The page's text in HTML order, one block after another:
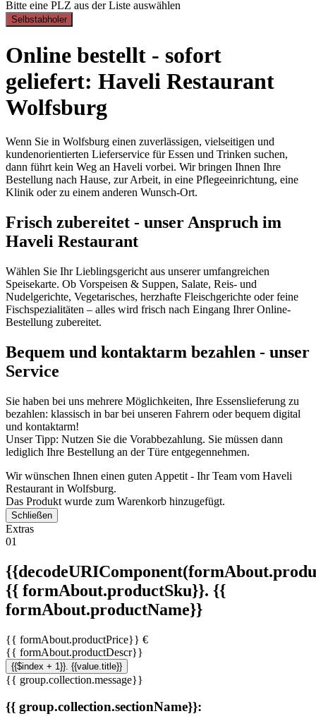
Bitte eine PLZ aus der Liste auswählen
Selbstabholer
Online bestellt - sofort
geliefert: Haveli Restaurant
Wolfsburg
Wenn Sie in Wolfsburg einen zuverlässigen, vielseitigen und
kundenorientierten Lieferservice für Essen und Trinken suchen,
dann führt kein Weg an Haveli vorbei. Wir bringen Ihnen Ihre
Bestellung nach Hause, zur Arbeit, in eine Pflegeeinrichtung, eine
Klinik oder zu einem anderen Wunsch-Ort.
Frisch zubereitet - unser Anspruch im
Haveli Restaurant
Wählen Sie Ihr Lieblingsgericht aus unserer umfangreichen
Speisekarte. Ob Vorspeisen & Suppen, Salate, Reis- und
Nudelgerichte, Vegetarisches, herzhafte Fleischgerichte oder feine
Fischspezialitäten – alles wird frisch nach Eingang Ihrer Online-
Bestellung zubereitet.
Bequem und kontaktarm bezahlen - unser
Service
Sie haben bei uns mehrere Möglichkeiten, Ihre Essenslieferung zu
bezahlen: klassisch in bar bei unseren Fahrern oder bequem digital
und kontaktarm!
Unser Tipp: Nutzen Sie die Vorabbezahlung. Sie müssen dann
lediglich Ihre Bestellung an der Türe entgegennehmen.
Wir wünschen Ihnen einen guten Appetit - Ihr Team vom Haveli
Restaurant in Wolfsburg.
Das Produkt wurde zum Warenkorb hinzugefügt.
Schließen
Extras
01
{{ formAbout.productSku}}. {{
formAbout.productName}}
{{ formAbout.productPrice}} €
{{ formAbout.productDescr}}
{{$index + 1}}. {{value.title}}
{{ group.collection.message}}
{{ group.collection.sectionName}}: